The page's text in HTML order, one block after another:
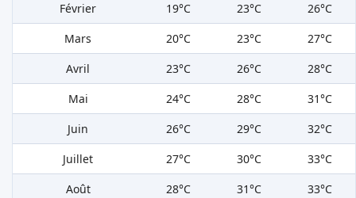
Février
19°C 23°C
26°C
Mars
20°C 23°C
27°C
Avril
23°C 26°C
28°C
Mai
24°C 28°C
31°C
Juin
26°C 29°C
32°C
Juillet
27°C 30°C
33°C
Août
28°C 31°C
33°C